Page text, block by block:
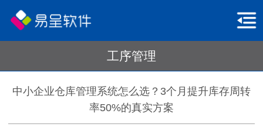
工序管理
中小企业仓库管理系统怎么选？3个月提升库存周转
率50%的真实方案